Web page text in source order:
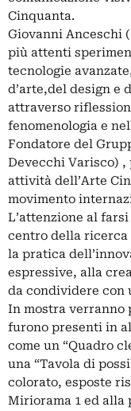
Cinquanta.
Giovanni Anceschi
più attenti
tecnologie
d’arte,del design e
attraverso
fenomenologia e
Fondatore del
Devecchi Varisco)
attività dell’Arte
movimento
L’attenzione al
centro della
la pratica
espressive, alla
da condividere con
In mostra verranno
furono presenti in
come un “Quadro
una “Tavola di
colorato, esposte
Miriorama 1 ed alla